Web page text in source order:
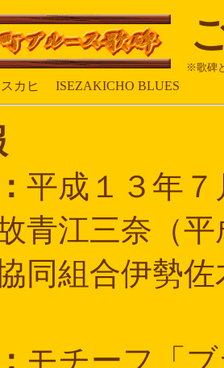
※歌碑
スカヒ ISEZAKICHO BLUES
平成１３年７
奈（平成
伊勢佐木
モチーフ「